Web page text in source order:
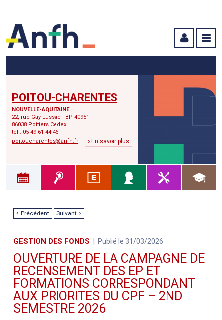
POITOU-CHARENTES
NOUVELLE-AQUITAINE
22, rue Gay-Lussac - BP 40951
86038 Poitiers Cedex
tél : 05 49 61 44 46
poitoucharentes@anfh.fr
En savoir plus
Précédent Suivant
GESTION DES FONDS Publié le 31/03/2026
OUVERTURE DE LA CAMPAGNE DE
RECENSEMENT DES EP ET
FORMATIONS CORRESPONDANT
AUX PRIORITES DU CPF – 2ND
SEMESTRE 2026